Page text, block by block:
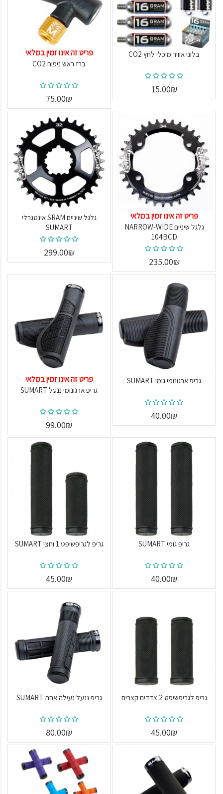
בלוני אוויר מיכלי לחץ CO2
15.00₪
פריט זה אינו זמין במלאי
ברז ראש ניפוח CO2
75.00₪
פריט זה אינו זמין במלאי
גלגל שיניים NARROW-WIDE
104BCD
235.00₪
גלגל שיניים SRAM אינטגרלי
SUMART
299.00₪
גריפ ארגונומי גומי SUMART
40.00₪
פריט זה אינו זמין במלאי
גריפ ארגונומי ננעל SUMART
99.00₪
גריפ גומי SUMART
40.00₪
גריפ לגריפשיפט 1 וחצי SUMART
45.00₪
גריפ לגריפשיפט 2 צדדים קצרים
45.00₪
גריפ ננעל נעילה אחת SUMART
80.00₪